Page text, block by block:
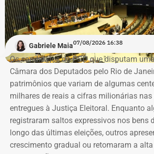
“Ela é uma grande parceira para o
tecnológico do nosso conselho e de todo
engenharias, agronomia e geociências”,
O acordo foi aprovado pelo diretor da
Latina, Márcio Aguiar. A colaboração
custos para o CREA-RJ, que passará a
direta da empresa.
Entre as áreas previstas na parceria
aplicada em Inteligência Artificial e IA
sistemas de apoio à decisão técnica,
Gabriele Maia07/08/2026 16:38
Os candidatos do PSD que disputam
Câmara dos Deputados pelo Rio de
patrimônios que variam de algumas
milhares de reais a cifras milionárias nas
entregues à Justiça Eleitoral. Enquanto
registraram saltos expressivos nos bens
longo das últimas eleições, outros
crescimento gradual ou retomaram a